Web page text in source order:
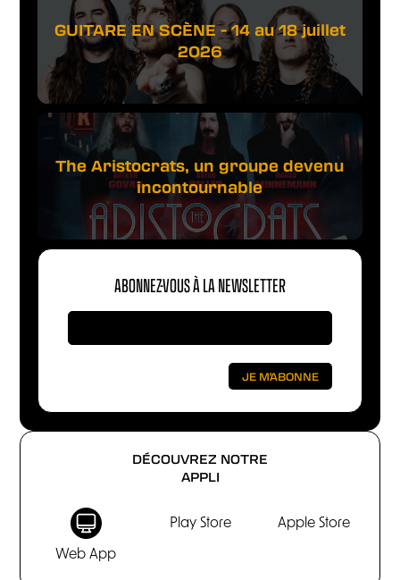
DÉCOUVREZ NOTRE
APPLI
Web App
Play Store Apple Store
GUITARE EN SCÈNE - 14 au 18 juillet
2026
The Aristocrats, un groupe devenu
incontournable
ABONNEZ-VOUS À LA NEWSLETTER